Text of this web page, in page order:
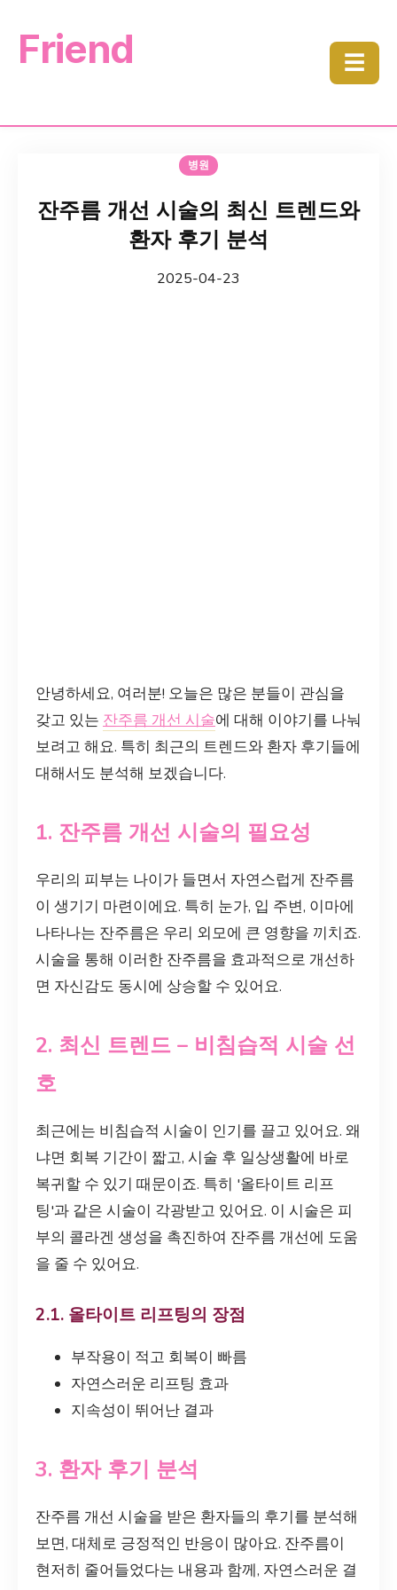
Friend ☰
병원
잔주름 개선 시술의 최신 트렌드와
환자 후기 분석
2025-04-23
안녕하세요, 여러분! 오늘은 많은 분들이 관심을
갖고 있는 잔주름 개선 시술에 대해 이야기를 나눠
보려고 해요. 특히 최근의 트렌드와 환자 후기들에
대해서도 분석해 보겠습니다.
1. 잔주름 개선 시술의 필요성
우리의 피부는 나이가 들면서 자연스럽게 잔주름
이 생기기 마련이에요. 특히 눈가, 입 주변, 이마에
나타나는 잔주름은 우리 외모에 큰 영향을 끼치죠.
시술을 통해 이러한 잔주름을 효과적으로 개선하
면 자신감도 동시에 상승할 수 있어요.
2. 최신 트렌드 – 비침습적 시술 선
호
최근에는 비침습적 시술이 인기를 끌고 있어요. 왜
냐면 회복 기간이 짧고, 시술 후 일상생활에 바로
복귀할 수 있기 때문이죠. 특히 '올타이트 리프
팅'과 같은 시술이 각광받고 있어요. 이 시술은 피
부의 콜라겐 생성을 촉진하여 잔주름 개선에 도움
을 줄 수 있어요.
2.1. 올타이트 리프팅의 장점
부작용이 적고 회복이 빠름
자연스러운 리프팅 효과
지속성이 뛰어난 결과
3. 환자 후기 분석
잔주름 개선 시술을 받은 환자들의 후기를 분석해
보면, 대체로 긍정적인 반응이 많아요. 잔주름이
현저히 줄어들었다는 내용과 함께, 자연스러운 결